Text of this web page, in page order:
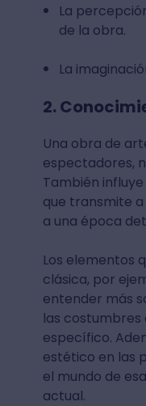
La
de la obra.
La
2.
Una obra de
espectadores,
También
que transmite
a una época
Los elementos
clásica, por
entender más
las costumbres
específico.
estético en las
el mundo de
actual.